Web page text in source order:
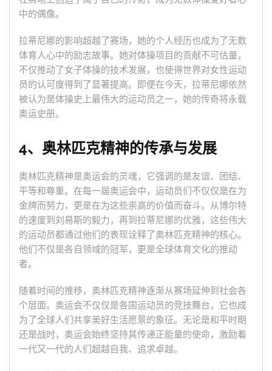
中的偶像。
拉蒂尼娜的影响超越了赛场，她的个人经历也成为了无数
体育人心中的励志故事。她对体操项目的贡献不可估量，
不仅推动了女子体操的技术发展，也使得世界对女性运动
员的认可度得到了显著提高。即便在今天，拉蒂尼娜依然
被认为是体操史上最伟大的运动员之一，她的传奇将永载
奥运史册。
4、奥林匹克精神的传承与发展
奥林匹克精神是奥运会的灵魂，它强调的是友谊、团结、
平等和尊重。在每一届奥运会中，运动员们不仅仅是在为
金牌而努力，更是在为这些崇高的价值而奋斗。从博尔特
的速度到刘易斯的毅力，再到拉蒂尼娜的优雅，这些伟大
的运动员都通过他们的表现诠释了奥林匹克精神的核心。
他们不仅是各自领域的冠军，更是全球体育文化的推动
者。
随着时间的推移，奥林匹克精神逐渐从赛场延伸到社会各
个层面。奥运会不仅仅是各国运动员的竞技舞台，它也成
为了全球人们共享美好生活愿景的象征。无论是和平时期
还是战时，奥运会始终坚持其传递正能量的使命，激励着
一代又一代的人们超越自我、追求卓越。